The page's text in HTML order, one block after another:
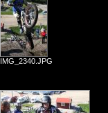
IMG_2340.JPG